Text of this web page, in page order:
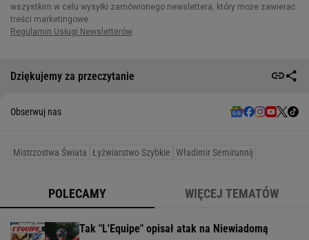
Dziękujemy za przeczytanie
Obserwuj nas
Mistrzostwa Świata Łyżwiarstwo Szybkie Władimir Semirunnij
POLECAMY WIĘCEJ TEMATÓW
Tak "L'Equipe" opisał atak na Niewiadomą